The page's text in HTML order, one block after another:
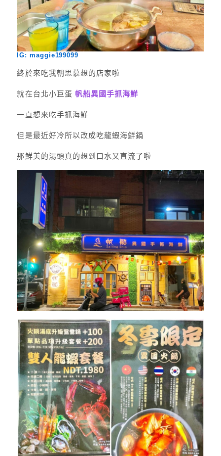
IG: maggie199099
終於來吃我朝思慕想的店家啦
就在台北小巨蛋 帆船異國手抓海鮮
一直想來吃手抓海鮮
但是最近好冷所以改成吃龍蝦海鮮鍋
那鮮美的湯頭真的想到口水又直流了啦